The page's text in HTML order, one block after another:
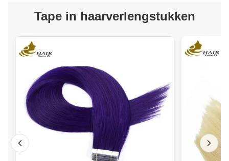
Tape in haarverlengstukken